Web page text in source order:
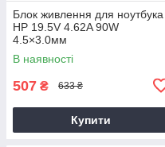
Блок живлення для ноутбука
HP 19.5V 4.62A 90W
4.5×3.0мм
В наявності
507 ₴ 633 ₴
Купити